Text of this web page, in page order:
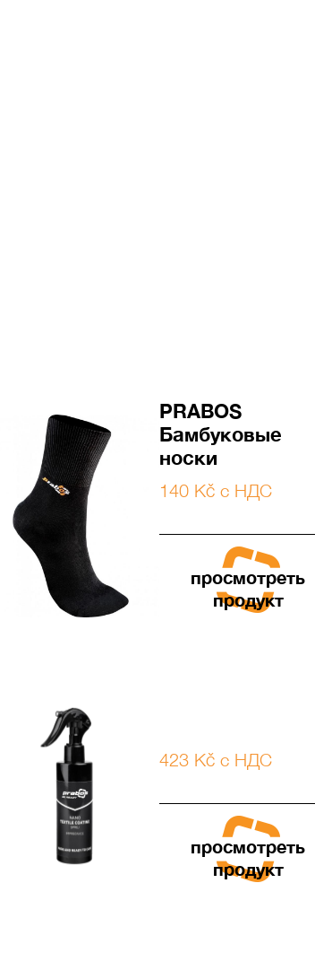
PRABOS
Бамбуковые
носки
140 Kč с НДС
просмотреть
продукт
423 Kč с НДС
просмотреть
продукт